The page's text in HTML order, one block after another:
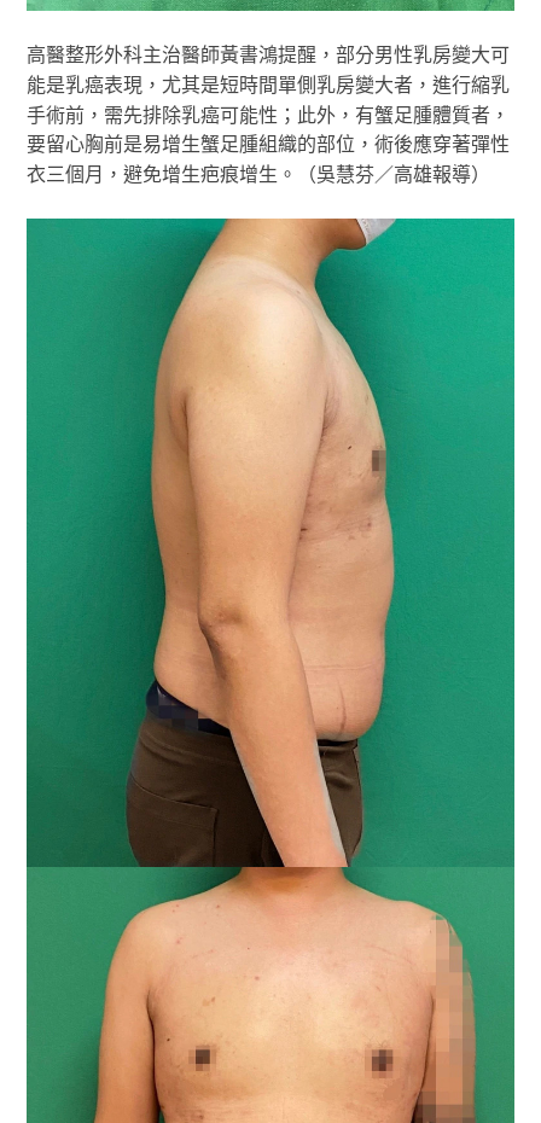
高醫整形外科主治醫師黃書鴻提醒，部分男性乳房變大可
能是乳癌表現，尤其是短時間單側乳房變大者，進行縮乳
手術前，需先排除乳癌可能性；此外，有蟹足腫體質者，
要留心胸前是易增生蟹足腫組織的部位，術後應穿著彈性
衣三個月，避免增生疤痕增生。（吳慧芬／高雄報導）